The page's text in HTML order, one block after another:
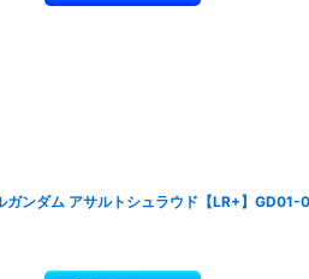
ガンダム アサルトシュラウド【LR+】GD01-